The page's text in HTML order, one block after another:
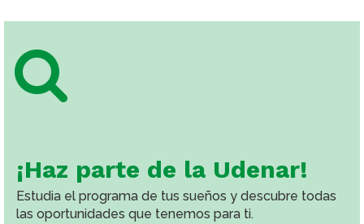
Se invita a la comunidad académica a participar en
ALTENCOA11 2026, un espacio dedicado al
intercambio y fortalecimiento de la investigación en
Álgebra, Teoría de Números, Combinatoria, Geometría
¡Haz parte de la Udenar!
Estudia el programa de tus sueños y descubre todas
las oportunidades que tenemos para ti.